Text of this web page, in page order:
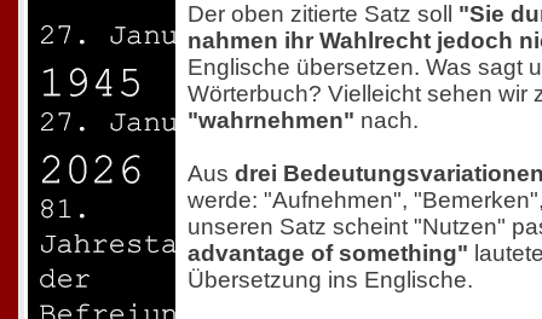
Der oben zitierte Satz soll "Sie
nahmen ihr Wahlrecht jedoch
Englische übersetzen. Was sagt
Wörterbuch? Vielleicht sehen wir
"wahrnehmen" nach.
Aus drei
werde: "Aufnehmen",
unseren Satz scheint "Nutzen"
advantage of something"
Übersetzung ins Englische.